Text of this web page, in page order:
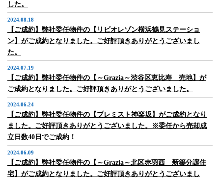
した。
2024.08.18
【ご成約】弊社委任物件の【リビオレゾン横浜鶴見ステーショ
ン】がご成約となりました。ご好評頂きありがとうございまし
た。
2024.07.19
【ご成約】弊社委任物件の【～Grazia～渋谷区恵比寿 売地】が
ご成約となりました。ご好評頂きありがとうございました。
2024.06.24
【ご成約】弊社委任物件の【プレミスト神楽坂】がご成約となり
ました。ご好評頂きありがとうございました。※委任から売却成
立日数40日でご成約！
2024.06.09
【ご成約】弊社委任物件の【～Grazia～北区赤羽西 新築分譲住
宅】がご成約となりました。ご好評頂きありがとうございまし